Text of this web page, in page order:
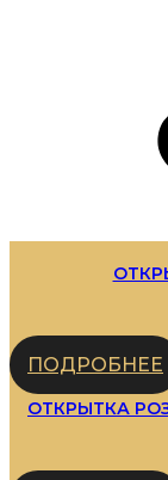
ПОДРОБНЕЕ
ОТКРЫТКА